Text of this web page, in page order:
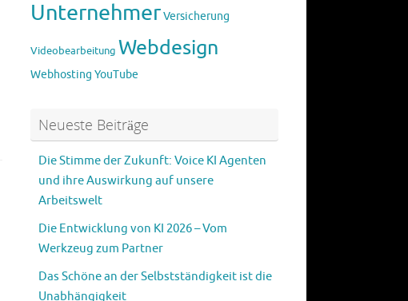
UnternehmerVersicherung
Videobearbeitung Webdesign
Webhosting YouTube
Neueste Beiträge
Die Stimme der Zukunft: Voice KI Agenten
und ihre Auswirkung auf unsere
Arbeitswelt
Die Entwicklung von KI 2026 – Vom
Werkzeug zum Partner
Das Schöne an der Selbstständigkeit ist die
Unabhängigkeit